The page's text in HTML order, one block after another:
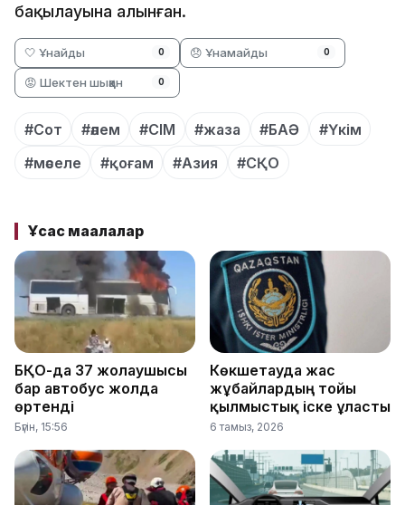
бақылауына алынған.
🤍 Ұнайды 0 😞 Ұнамайды 0
😡 Шектен шыққан 0
#Сот #әлем #СІМ #жаза #БАӘ
#Үкім
#мәселе
#қоғам #Азия #СҚО
Ұқсас мақалалар
БҚО-да 37 жолаушысы
бар автобус жолда
өртенді
Бүгін, 15:56
Көкшетауда жас
жұбайлардың тойы
қылмыстық іске ұласты
6 тамыз, 2026